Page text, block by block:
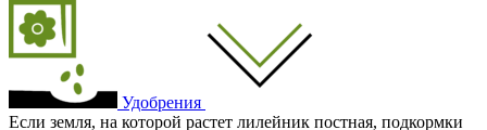
Удобрения
Если земля, на которой растет лилейник постная, подкормки